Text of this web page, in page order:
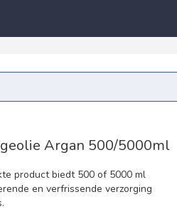
Argan 500/5000ml
product biedt 500 of 5000 ml
en verfrissende verzorging